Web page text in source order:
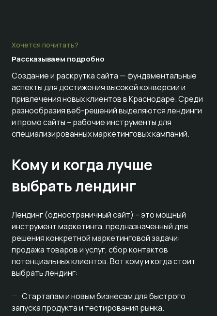
Хочется почитать?
Рассказываем подробно
Создание и раскрутка сайта — фундаментальные
аспекты для достижения высокой конверсии и
привлечения новых клиентов в Краснодаре. Среди
разнообразия веб-решений выделяются лендинги
и промо сайты – рабочие инструменты для
специализированных маркетинговых кампаний.
Кому и когда лучше
выбрать лендинг
Лендинг (одностраничный сайт) – это мощный
инструмент маркетинга, предназначенный для
решения конкретной маркетинговой задачи:
продажа товаров и услуг, сбор контактов
потенциальных клиентов. Вот кому и когда стоит
выбрать лендинг:
Стартапам и новым бизнесам для быстрого
запуска продукта и тестирования рынка.